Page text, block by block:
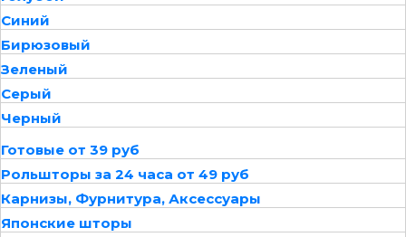
Синий
Бирюзовый
Зеленый
Серый
Черный
Готовые от 39 руб
Рольшторы за 24 часа от 49 руб
Карнизы, Фурнитура, Аксессуары
Японские шторы